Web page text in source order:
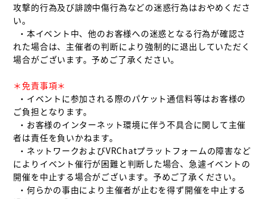
攻撃的行為及び誹謗中傷行為などの迷惑行為はおやめくださ
い。
れた場合は、主催者の判断により強制的に退出していただく
場合がございます。予めご了承ください。
＊免責事項＊
ご負担となります。
者は責任を負いかねます。
によりイベント催行が困難と判断した場合、急遽イベントの
開催を中止する場合がございます。予めご了承ください。